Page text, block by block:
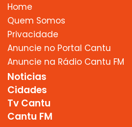
Home
Quem Somos
Privacidade
Anuncie no Portal Cantu
Anuncie na Rádio Cantu FM
Noticias
Cidades
Tv Cantu
Cantu FM